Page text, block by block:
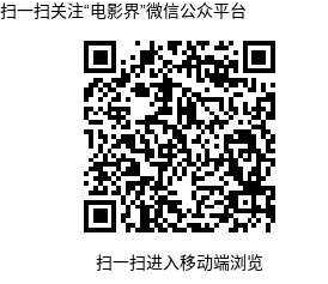
扫一扫关注“电影界”微信公众平台
扫一扫进入移动端浏览